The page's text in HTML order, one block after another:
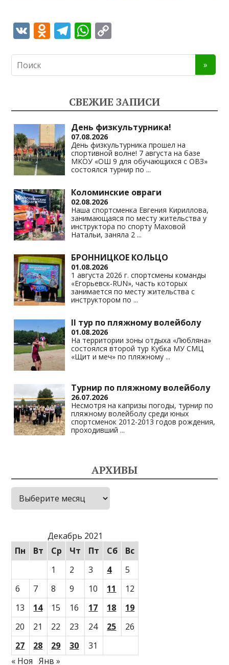
V O
o
as
s
ni
ki
T
gr
a
m
W
s
A
p
p
y
Li
n
k
СВЕЖИЕ ЗАПИСИ
День физкультурника!
07.08.2026
День физкультурника прошел на
спортивной волне! 7 августа на базе
МКОУ «ОШ 9 для обучающихся с ОВЗ»
состоялся турнир по ...
Коломинские овраги
02.08.2026
Наша спортсменка Евгения Кириллова,
занимающаяся по месту жительства у
инструктора по спорту Маховой
Натальи, заняла 2 ...
БРОННИЦКОЕ КОЛЬЦО
01.08.2026
1 августа 2026 г. спортсмены команды
«Егорьевск-RUN», часть которых
занимается по месту жительства с
инструктором по ...
II тур по пляжному волейболу
01.08.2026
На территории зоны отдыха «Любляна»
состоялся второй тур Кубка МУ СМЦ
«Щит и меч» по пляжному ...
Турнир по пляжному волейболу
26.07.2026
Несмотря на капризы погоды, турнир по
пляжному волейболу среди юных
спортсменок 2012-2013 годов рождения,
проходивший ...
АРХИВЫ
Архивы
Декабрь 2021
Пн
Вт Ср Чт Пт Сб
Вс
1
2 3 4
5
6
7 8 9 10 11
12
13
14 15 16 17 18
19
20
21 22 23 24 25
26
27
28 29 30
31
« Ноя
Янв »